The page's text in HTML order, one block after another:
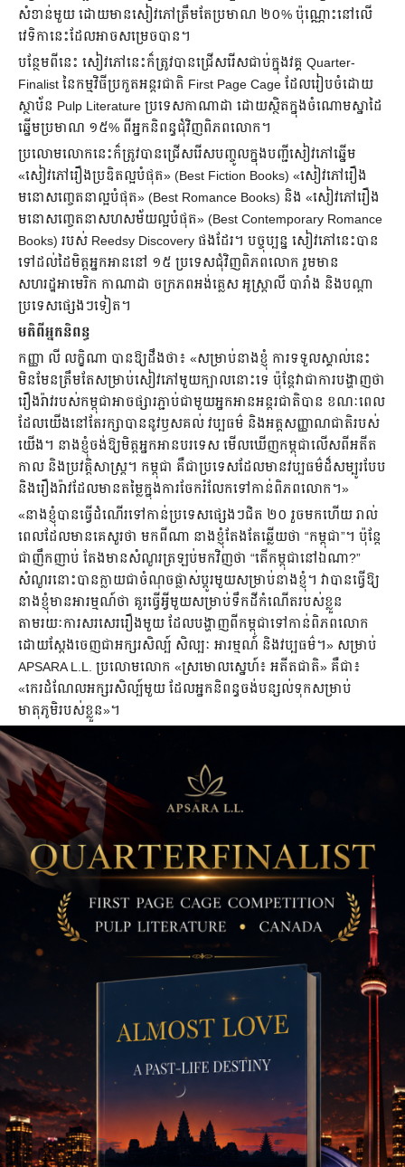
សំខាន់មួយ ដោយមានសៀវភៅត្រឹមតែប្រមាណ ២០% ប៉ុណ្ណោះនៅលើ
វេទិកានេះដែលអាចសម្រេចបាន។
បន្ថែមពីនេះ សៀវភៅនេះក៏ត្រូវបានជ្រើសរើសជាប់ក្នុងវគ្គ Quarter-
Finalist នៃកម្មវិធីប្រកួតអន្តរជាតិ First Page Cage ដែលរៀបចំដោយ
ស្ថាប័ន Pulp Literature ប្រទេសកាណាដា ដោយស្ថិតក្នុងចំណោមស្នាដៃ
ឆ្នើមប្រមាណ ១៥% ពីអ្នកនិពន្ធជុំវិញពិភពលោក។
ប្រលោមលោកនេះក៏ត្រូវបានជ្រើសរើសបញ្ចូលក្នុងបញ្ជីសៀវភៅឆ្នើម
«សៀវភៅរឿងប្រឌិតល្អបំផុត» (Best Fiction Books) «សៀវភៅរឿង
មនោសញ្ចេតនាល្អបំផុត» (Best Romance Books) និង «សៀវភៅរឿង
មនោសញ្ចេតនាសហសម័យល្អបំផុត» (Best Contemporary Romance
Books) របស់ Reedsy Discovery ផងដែរ។ បច្ចុប្បន្ន សៀវភៅនេះបាន
ទៅដល់ដៃមិត្តអ្នកអាននៅ ១៥ ប្រទេសជុំវិញពិភពលោក រួមមាន
សហរដ្ឋអាមេរិក កាណាដា ចក្រភពអង់គ្លេស អូស្ត្រាលី បារាំង និងបណ្តា
ប្រទេសផ្សេងៗទៀត។
មតិពីអ្នកនិពន្ធ
កញ្ញា លី លក្ខិណា បានឱ្យដឹងថា៖ «សម្រាប់នាងខ្ញុំ ការទទួលស្គាល់នេះ
មិនមែនត្រឹមតែសម្រាប់សៀវភៅមួយក្បាលនោះទេ ប៉ុន្តែវាជាការបង្ហាញថា
រឿងរ៉ាវរបស់កម្ពុជាអាចផ្សារភ្ជាប់ជាមួយអ្នកអានអន្តរជាតិបាន ខណៈពេល
ដែលយើងនៅតែរក្សាបាននូវឫសគល់ វប្បធម៌ និងអត្តសញ្ញាណជាតិរបស់
យើង។ នាងខ្ញុំចង់ឱ្យមិត្តអ្នកអានបរទេស មើលឃើញកម្ពុជាលើសពីអតីត
កាល និងប្រវត្តិសាស្ត្រ។ កម្ពុជា គឺជាប្រទេសដែលមានវប្បធម៌ដ៏សម្បូរបែប
និងរឿងរ៉ាវដែលមានតម្លៃក្នុងការចែករំលែកទៅកាន់ពិភពលោក។»
«នាងខ្ញុំបានធ្វើដំណើរទៅកាន់ប្រទេសផ្សេងៗជិត ២០ រួចមកហើយ រាល់
ពេលដែលមានគេសួរថា មកពីណា នាងខ្ញុំតែងតែឆ្លើយថា “កម្ពុជា”។ ប៉ុន្តែ
ជាញឹកញាប់ តែងមានសំណួរត្រឡប់មកវិញថា “តើកម្ពុជានៅឯណា?”
សំណួរនោះបានក្លាយជាចំណុចផ្លាស់ប្តូរមួយសម្រាប់នាងខ្ញុំ។ វាបានធ្វើឱ្យ
នាងខ្ញុំមានអារម្មណ៍ថា គួរធ្វើអ្វីមួយសម្រាប់ទឹកដីកំណើតរបស់ខ្លួន
តាមរយៈការសរសេររឿងមួយ ដែលបង្ហាញពីកម្ពុជាទៅកាន់ពិភពលោក
ដោយស្តែងចេញជាអក្សរសិល្ប៍ សិល្បៈ អារម្មណ៍ និងវប្បធម៌។» សម្រាប់
APSARA L.L. ប្រលោមលោក «ស្រមោលស្នេហ៍៖ អតីតជាតិ» គឺជា៖
«កេរដំណែលអក្សរសិល្ប៍មួយ ដែលអ្នកនិពន្ធចង់បន្សល់ទុកសម្រាប់
មាតុភូមិរបស់ខ្លួន»។